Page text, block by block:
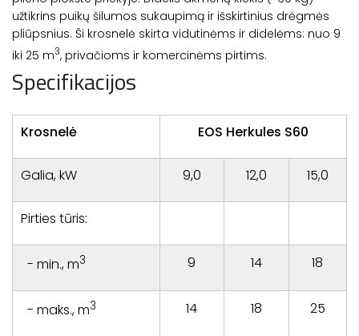
užtikrins puikų šilumos sukaupimą ir išskirtinius drėgmės
pliūpsnius. Ši krosnelė skirta vidutinėms ir didelėms: nuo 9
iki 25 m3, privačioms ir komercinėms pirtims.
Specifikacijos
Krosnelė EOS Herkules S60
Galia, kW 9,0 12,0 15,0
Pirties tūris:
- min., m3 9 14 18
- maks., m3 14 18 25